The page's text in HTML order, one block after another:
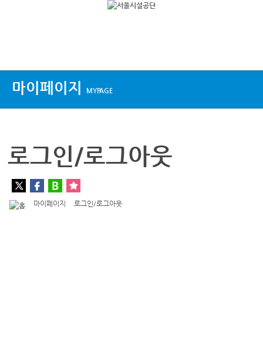
마이페이지 MYPAGE
로그인/로그아웃
마이페이지 로그인/로그아웃